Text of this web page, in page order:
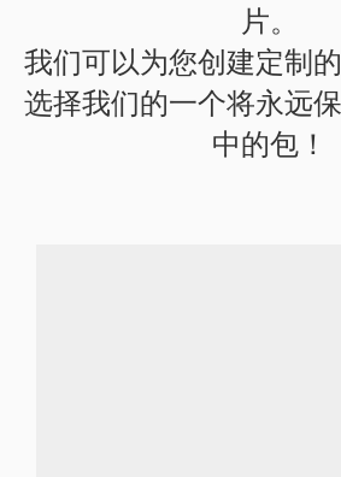
片。
我们可以为您创建定制
选择我们的一个将永远
中的包！